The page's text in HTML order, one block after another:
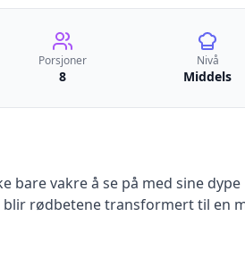
Porsjoner
8
Nivå
Middels
bare vakre å se på med sine dype
rødbetene transformert til en